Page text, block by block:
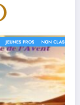
NON CLASSÉ